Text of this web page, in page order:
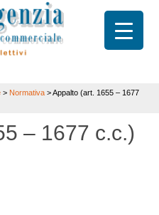
> Normativa >Appalto (art. 1655 – 1677
– 1677 c.c.)